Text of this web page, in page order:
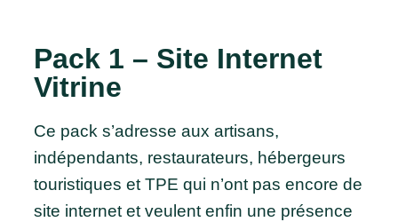
Pack 1 – Site Internet
Vitrine
Ce pack s’adresse aux artisans,
indépendants, restaurateurs, hébergeurs
touristiques et TPE qui n’ont pas encore de
site internet et veulent enfin une présence